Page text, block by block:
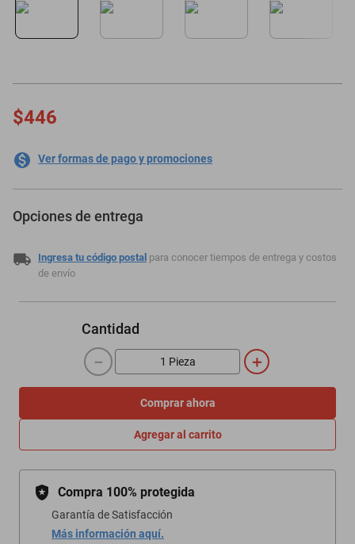
$446
Ver formas de pago y promociones
Opciones de entrega
Ingresa tu código postal para conocer tiempos de entrega y costos
de envío
Cantidad
＋
－
Comprar ahora
Agregar al carrito
Compra 100% protegida
Garantía de Satisfacción
Más información aquí.